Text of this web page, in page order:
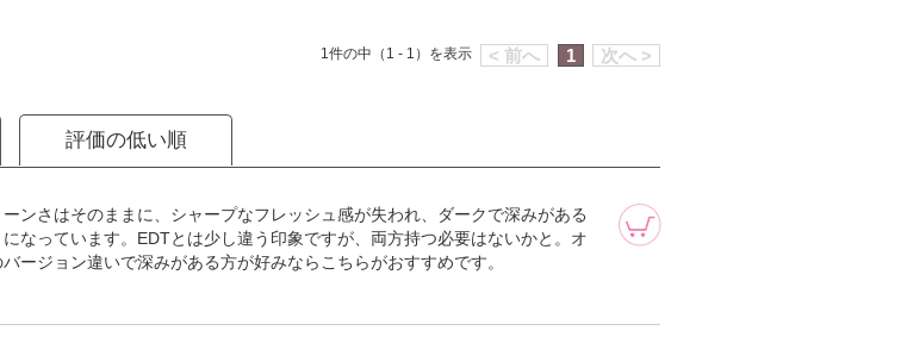
< 前へ 1 次へ >
1件の中（1 - 1）を表示
評価の低い順
ンさはそのままに、シャープなフレッシュ感が失われ、ダークで深みがある
になっています。EDTとは少し違う印象ですが、両方持つ必要はないかと。オ
バージョン違いで深みがある方が好みならこちらがおすすめです。